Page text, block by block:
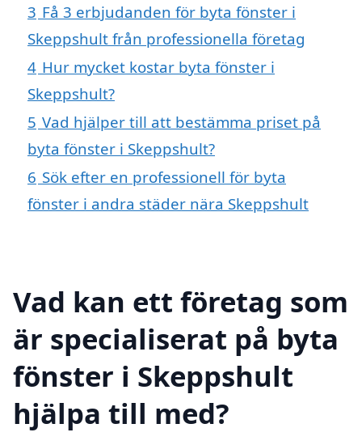
3 Få 3 erbjudanden för byta fönster i
Skeppshult från professionella företag
4 Hur mycket kostar byta fönster i
Skeppshult?
5 Vad hjälper till att bestämma priset på
byta fönster i Skeppshult?
6 Sök efter en professionell för byta
fönster i andra städer nära Skeppshult
Vad kan ett företag som
är specialiserat på byta
fönster i Skeppshult
hjälpa till med?